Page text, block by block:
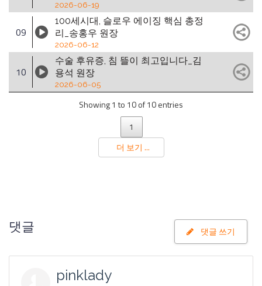
2026-06-19
09
100세시대, 슬로우 에이징 핵심 총정
리_송홍우 원장
2026-06-12
10
수술 후유증, 침 뜰이 최고입니다_김
용석 원장
2026-06-05
Showing 1 to 10 of 10 entries
1
더 보기 ...
댓글 댓글 쓰기
pinklady